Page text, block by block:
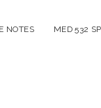
NOTES MED 532